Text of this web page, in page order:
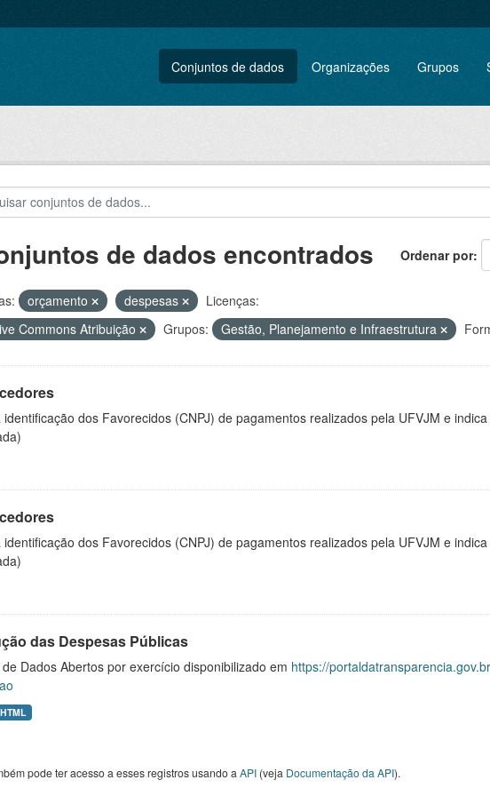
Conjuntos de dados Organizações Grupos
Ordenar por
de dados encontrados
orçamento despesas
Licenças:
Commons Atribuição
Grupos: Gestão, Planejamento e Infraestrutura
identificação dos Favorecidos (CNPJ) de pagamentos realizados pela UFVJM e
identificação dos Favorecidos (CNPJ) de pagamentos realizados pela UFVJM e
das Despesas Públicas
Dados Abertos por exercício disponibilizado em https://
HTML
pode ter acesso a esses registros usando a API(veja Documentação da API).